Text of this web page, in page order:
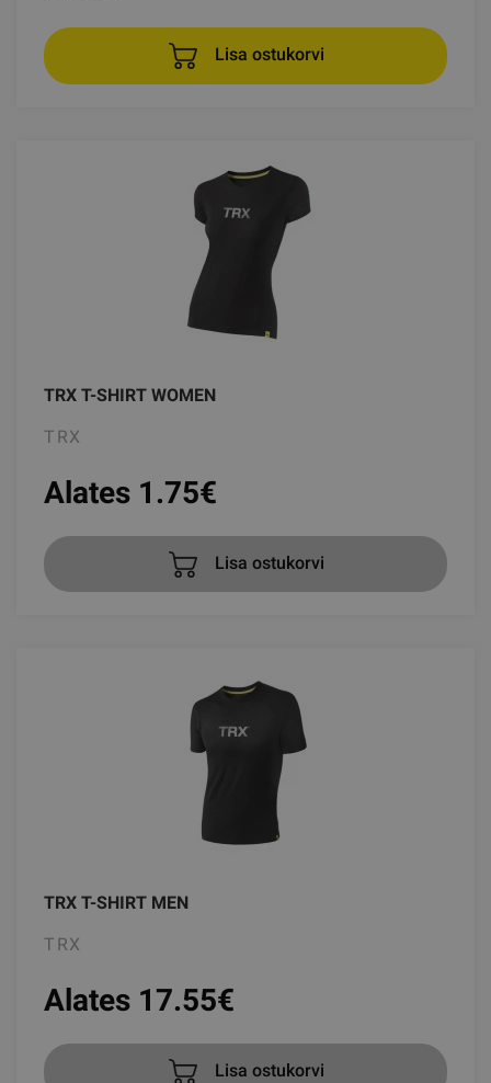
Lisa ostukorvi
TRX T-SHIRT WOMEN
TRX
Alates 1.75€
Lisa ostukorvi
TRX T-SHIRT MEN
TRX
Alates 17.55€
Lisa ostukorvi